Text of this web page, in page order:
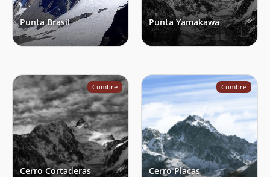
Punta Brasil Punta Yamakawa
Cumbre
Cerro Cortaderas
Cumbre
Cerro Placas